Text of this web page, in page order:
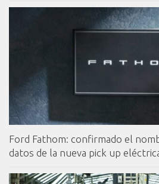
Ford Fathom: confirmado el
datos de la nueva pick up